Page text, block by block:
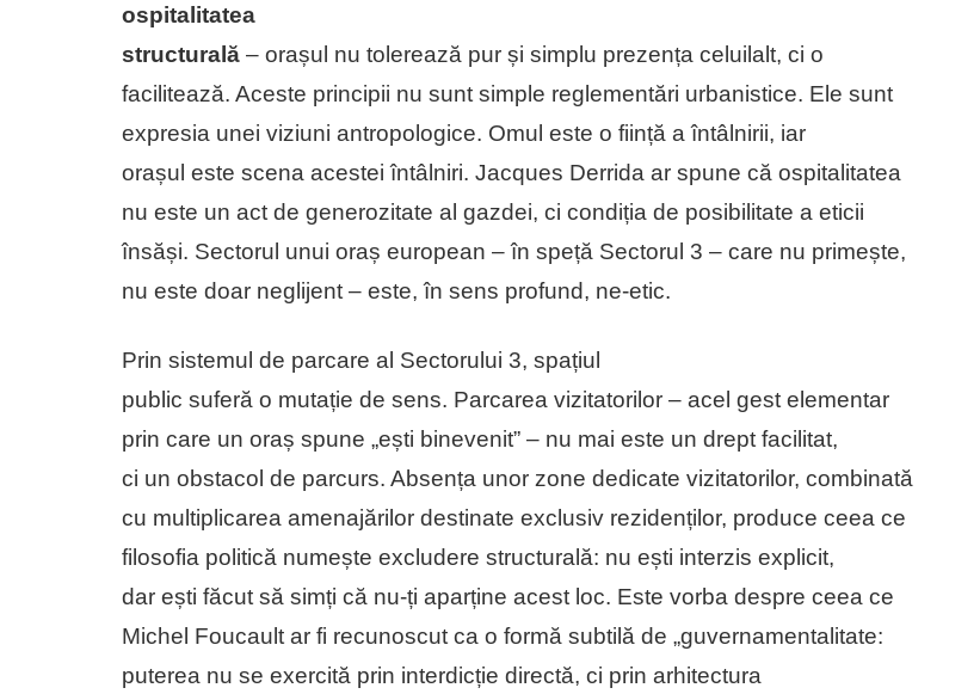
ospitalitatea
structurală – orașul nu tolerează pur și simplu prezența celuilalt, ci o
facilitează. Aceste principii nu sunt simple reglementări urbanistice. Ele sunt
expresia unei viziuni antropologice. Omul este o ființă a întâlnirii, iar
orașul este scena acestei întâlniri. Jacques Derrida ar spune că ospitalitatea
nu este un act de generozitate al gazdei, ci condiția de posibilitate a eticii
însăși. Sectorul unui oraș european – în speță Sectorul 3 – care nu primește,
nu este doar neglijent – este, în sens profund, ne-etic.
Prin sistemul de parcare al Sectorului 3, spațiul
public suferă o mutație de sens. Parcarea vizitatorilor – acel gest elementar
prin care un oraș spune „ești binevenit” – nu mai este un drept facilitat,
ci un obstacol de parcurs. Absența unor zone dedicate vizitatorilor, combinată
cu multiplicarea amenajărilor destinate exclusiv rezidenților, produce ceea ce
filosofia politică numește excludere structurală: nu ești interzis explicit,
dar ești făcut să simți că nu-ți aparține acest loc. Este vorba despre ceea ce
Michel Foucault ar fi recunoscut ca o formă subtilă de „guvernamentalitate:
puterea nu se exercită prin interdicție directă, ci prin arhitectura